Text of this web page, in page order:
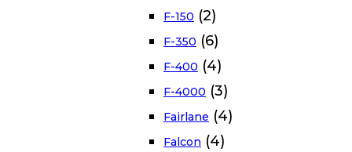
F-150 (2)
F-350 (6)
F-400 (4)
F-4000 (3)
Fairlane (4)
Falcon (4)